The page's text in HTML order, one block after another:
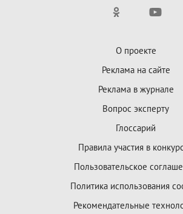
О проекте
Реклама на сайте
Реклама в журнале
Вопрос эксперту
Глоссарий
Правила участия в
Пользовательское
Политика использования
Рекомендательные